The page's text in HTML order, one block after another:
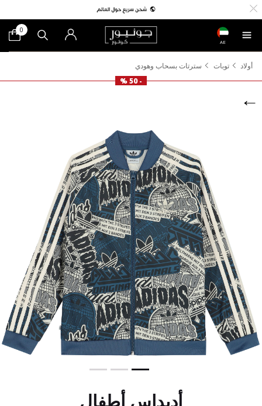
AE
0
أولاد توبات
سترتات بسحاب وهودي
- 50 %
أديداس أطفال